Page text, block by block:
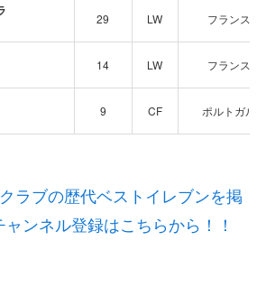
29 LW フランス代
14 LW フランス代
9 CF ポルトガル
ラブの歴代ベストイレブンを掲
ンネル登録はこちらから！！